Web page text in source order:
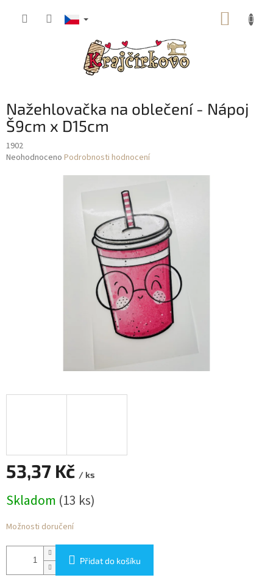
Nažehlovačka na oblečení - Nápoj
Š9cm x D15cm
1902
Průměrné
Neohodnoceno Podrobnosti hodnocení
53,37 Kč / ks
cena:
Skladom (13 ks)
Možnosti doručení
Přidat do košíku